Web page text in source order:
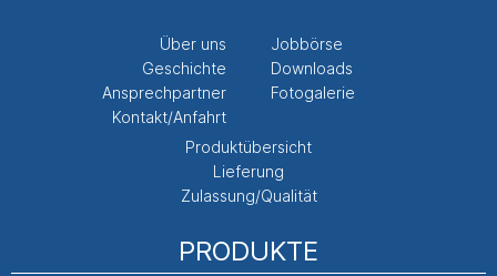
Über uns
Geschichte
Ansprechpartner
Kontakt/Anfahrt
Jobbörse
Downloads
Fotogalerie
Produktübersicht
Lieferung
Zulassung/Qualität
PRODUKTE